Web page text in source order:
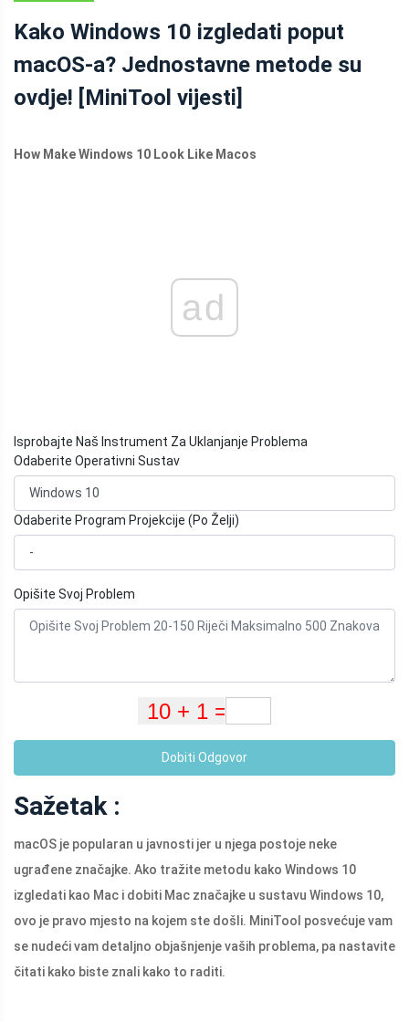
MINITOOL
Kako Windows 10 izgledati poput
macOS-a? Jednostavne metode su
ovdje! [MiniTool vijesti]
How Make Windows 10 Look Like Macos
ad
Isprobajte Naš Instrument Za Uklanjanje Problema
Odaberite Operativni Sustav
Odaberite Program Projekcije (Po Želji)
Opišite Svoj Problem
Dobiti Odgovor
Sažetak :
macOS je popularan u javnosti jer u njega postoje neke
ugrađene značajke. Ako tražite metodu kako Windows 10
izgledati kao Mac i dobiti Mac značajke u sustavu Windows 10,
ovo je pravo mjesto na kojem ste došli. MiniTool posvećuje vam
se nudeći vam detaljno objašnjenje vaših problema, pa nastavite
čitati kako biste znali kako to raditi.